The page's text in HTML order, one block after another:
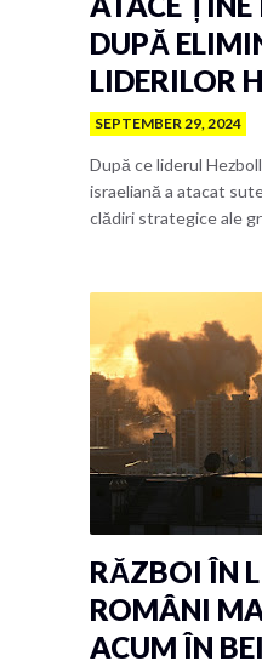
DUPĂ
LIDERILOR
SEPTEMBER 29, 2024
După ce liderul
israeliană a atacat
clădiri strategice ale
RĂZBOI ÎN
ROMÂNI
ACUM ÎN